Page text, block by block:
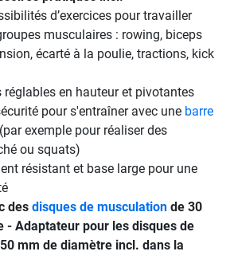
d’exercices pour travailler
musculaires : rowing, biceps
écarté à la poulie, tractions, kick
réglables en hauteur et pivotantes
pour s'entraîner avec une barre
(par exemple pour réaliser des
ou squats)
résistant et base large pour une
des disques de musculation de 30
- Adaptateur pour les disques de
mm de diamètre incl. dans la